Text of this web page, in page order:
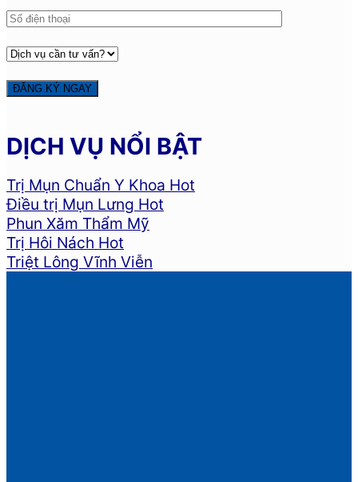
DỊCH VỤ NỔI BẬT
Trị Mụn Chuẩn Y Khoa
Điều trị Mụn Lưng
Phun Xăm Thẩm Mỹ
Trị Hôi Nách
Triệt Lông Vĩnh Viễn